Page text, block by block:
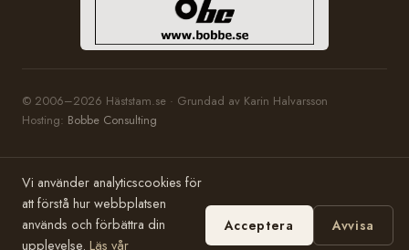
© 2006–2026 Häststam.se · Grundad av Karin Halvarsson
Hosting: Bobbe Consulting
Vi använder analyticscookies för
att förstå hur webbplatsen
används och förbättra din
upplevelse. Läs vår
Acceptera Avvisa